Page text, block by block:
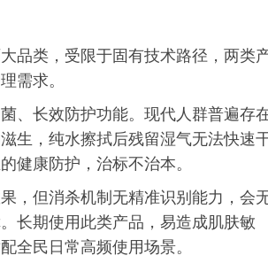
品类，受限于固有技术路径，两类
需求。
、长效防护功能。现代人群普遍存
生，纯水擦拭后残留湿气无法快速
健康防护，治标不治本。
，但消杀机制无精准识别能力，会
长期使用此类产品，易造成肌肤敏
全民日常高频使用场景。